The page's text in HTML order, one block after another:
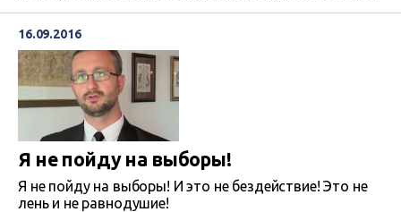
финансирование становится все меньше, что
отражается на заработках. Сама страна-оккупант РФ
пытается скрыть социальные проблемы на
полуострове при помощи информационной
пропаганды.
16.09.2016
Я не пойду на выборы!
Я не пойду на выборы! И это не бездействие! Это не
лень и не равнодушие!